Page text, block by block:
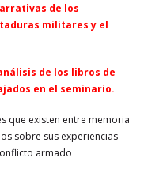
de los
militares y el
de los libros de
en el seminario.
que existen entre memoria
sobre sus experiencias
armado